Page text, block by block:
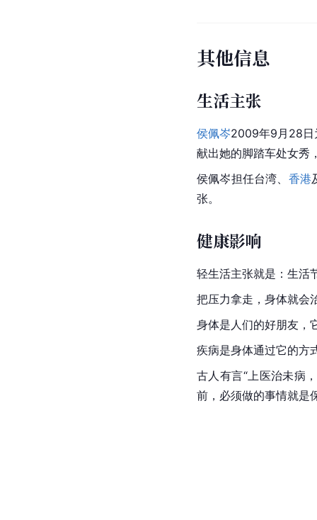
其他信息
生活主张
侯佩岑2009年9月28日
献出她的脚踏车处女秀
侯佩岑担任台湾 香港
张。
健康影响
轻生活主张就是：生活
把压力拿走，身体就会
身体是人们的好朋友，
疾病是身体通过它的方
古人有言“上医治未病
前，必须做的事情就